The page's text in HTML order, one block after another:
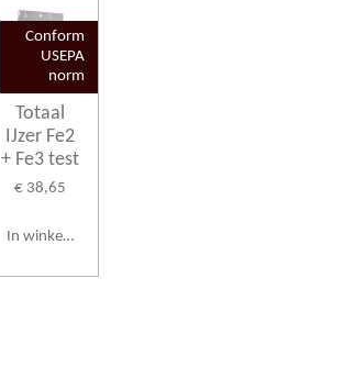
Conform
USEPA
norm
Totaal
IJzer Fe2
+ Fe3 test
€ 38,65
In winkelwagen